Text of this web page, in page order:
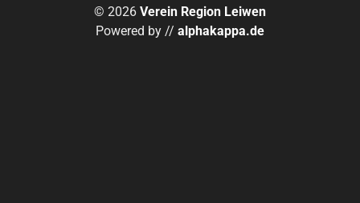
© 2026 Verein Region Leiwen
Powered by // alphakappa.de